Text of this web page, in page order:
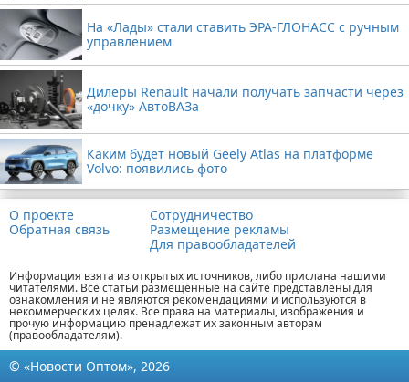
На «Лады» стали ставить ЭРА-ГЛОНАСС с ручным
управлением
Дилеры Renault начали получать запчасти через
«дочку» АвтоВАЗа
Каким будет новый Geely Atlas на платформе
Volvo: появились фото
О проекте
Обратная связь
Сотрудничество
Размещение рекламы
Для правообладателей
Информация взята из открытых источников, либо прислана нашими
читателями. Все статьи размещенные на сайте представлены для
ознакомления и не являются рекомендациями и используются в
некоммерческих целях. Все права на материалы, изображения и
прочую информацию пренадлежат их законным авторам
(правообладателям).
© «Новости Оптом», 2026